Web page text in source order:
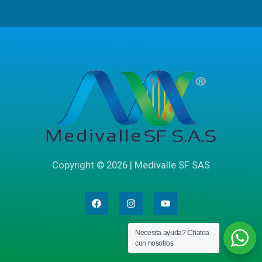
Copyright © 2026 | Medivalle SF SAS
Necesita ayuda? Chatea
con nosotros